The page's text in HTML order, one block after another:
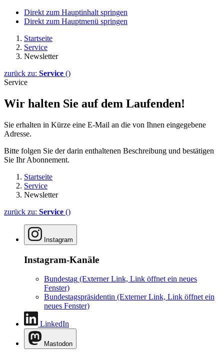
Direkt zum Hauptinhalt springen
Direkt zum Hauptmenü springen
Startseite
Service
Newsletter
zurück zu: Service ()
Service
Wir halten Sie auf dem Laufenden!
Sie erhalten in Kürze eine E-Mail an die von Ihnen eingegebene
Adresse.
Bitte folgen Sie der darin enthaltenen Beschreibung und bestätigen
Sie Ihr Abonnement.
Startseite
Service
Newsletter
zurück zu: Service ()
Instagram
Instagram-Kanäle
Bundestag (Externer Link, Link öffnet ein neues
Fenster)
Bundestagspräsidentin (Externer Link, Link öffnet ein
neues Fenster)
LinkedIn
Mastodon